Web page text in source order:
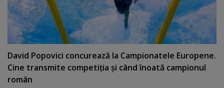
David Popovici concurează la Campionatele Europene.
Cine transmite competiţia şi când înoată campionul
român